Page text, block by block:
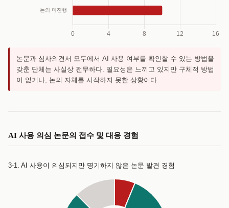
논문과 심사의견서 모두에서 AI 사용 여부를 확인할 수 있는 방법을
갖춘 단체는 사실상 전무하다. 필요성은 느끼고 있지만 구체적 방법
이 없거나, 논의 자체를 시작하지 못한 상황이다.
AI 사용 의심 논문의 접수 및 대응 경험
3-1. AI 사용이 의심되지만 명기하지 않은 논문 발견 경험